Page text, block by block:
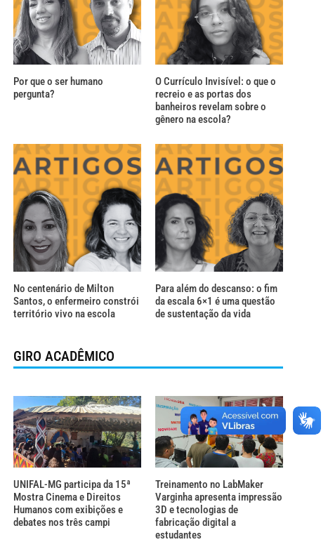
Por que o ser humano
pergunta?
O Currículo Invisível: o que o
recreio e as portas dos
banheiros revelam sobre o
gênero na escola?
No centenário de Milton
Santos, o enfermeiro constrói
território vivo na escola
Para além do descanso: o fim
da escala 6×1 é uma questão
de sustentação da vida
GIRO ACADÊMICO
UNIFAL-MG participa da 15ª
Mostra Cinema e Direitos
Humanos com exibições e
debates nos três campi
Treinamento no LabMaker
Varginha apresenta impressão
3D e tecnologias de
fabricação digital a
estudantes